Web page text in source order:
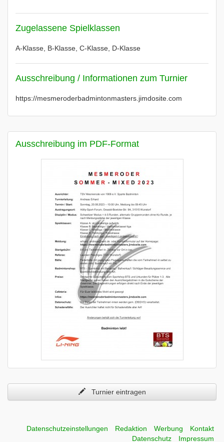
Zugelassene Spielklassen
A-Klasse, B-Klasse, C-Klasse, D-Klasse
Ausschreibung / Informationen zum Turnier
https://mesmeroderbadmintonmasters.jimdosite.com
Ausschreibung im PDF-Format
Turnier eintragen
Datenschutzeinstellungen Redaktion Werbung
Kontakt
Datenschutz
Impressum